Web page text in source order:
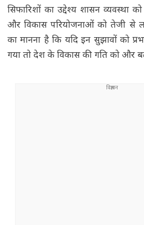
सिफारिशों का उद्देश्य शासन व्यवस्था
और विकास परियोजनाओं को तेजी से
का मानना है कि यदि इन सुझावों को
गया तो देश के विकास की गति को और